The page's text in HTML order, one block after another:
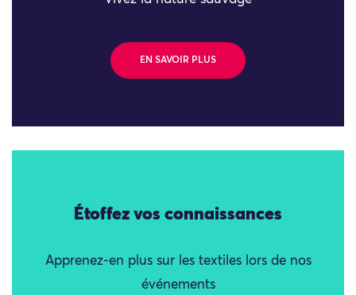
EN SAVOIR PLUS
Étoffez vos connaissances
Apprenez-en plus sur les textiles lors de nos
événements